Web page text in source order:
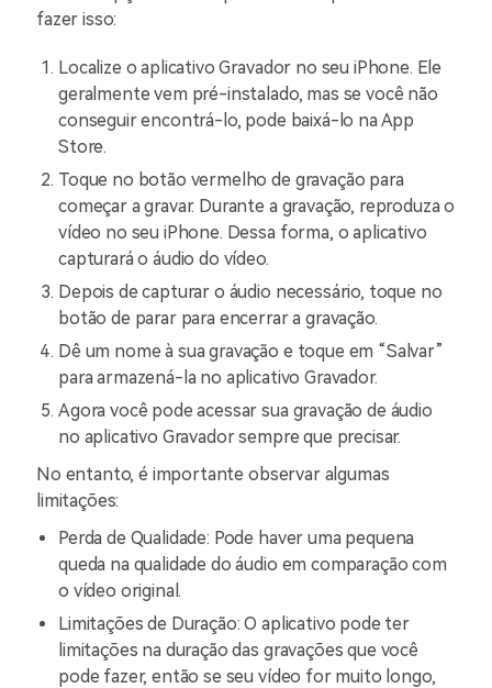
fazer isso:
Localize o aplicativo Gravador no seu iPhone. Ele
geralmente vem pré-instalado, mas se você não
conseguir encontrá-lo, pode baixá-lo na App
Store.
Toque no botão vermelho de gravação para
começar a gravar. Durante a gravação, reproduza o
vídeo no seu iPhone. Dessa forma, o aplicativo
capturará o áudio do vídeo.
Depois de capturar o áudio necessário, toque no
botão de parar para encerrar a gravação.
Dê um nome à sua gravação e toque em “Salvar”
para armazená-la no aplicativo Gravador.
Agora você pode acessar sua gravação de áudio
no aplicativo Gravador sempre que precisar.
No entanto, é importante observar algumas
limitações:
Perda de Qualidade: Pode haver uma pequena
queda na qualidade do áudio em comparação com
o vídeo original.
Limitações de Duração: O aplicativo pode ter
limitações na duração das gravações que você
pode fazer, então se seu vídeo for muito longo,